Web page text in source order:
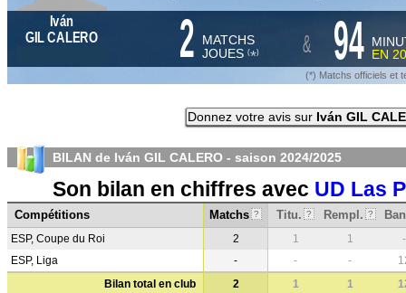
Iván
GIL CALERO
2 MATCHS
JOUES (*) & 94 EN
(*) Matchs officiels et
Donnez votre avis sur Iván GIL
BILAN de Iván GIL CALERO - saison 2024/2025
Son bilan en chiffres avec UD Las
Compétitions Matchs ? Titu. ? Rempl. ?
ESP, Coupe du Roi 2 1 1
-
ESP, Liga
- - -
Bilan total en club
2 1 1